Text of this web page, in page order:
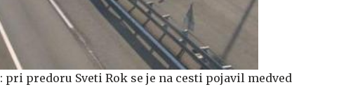
pri predoru Sveti Rok se je na cesti pojavil medved